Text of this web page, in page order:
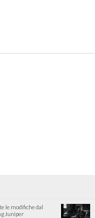
le modifiche dal
Juniper